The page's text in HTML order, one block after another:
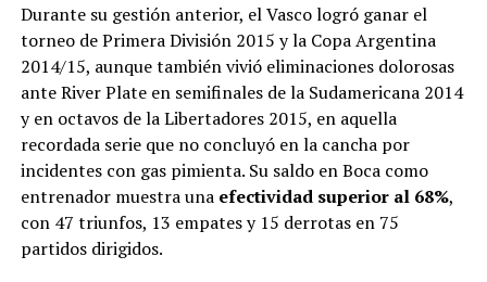
Durante su gestión anterior, el Vasco logró ganar el
torneo de Primera División 2015 y la Copa Argentina
2014/15, aunque también vivió eliminaciones dolorosas
ante River Plate en semifinales de la Sudamericana 2014
y en octavos de la Libertadores 2015, en aquella
recordada serie que no concluyó en la cancha por
incidentes con gas pimienta. Su saldo en Boca como
entrenador muestra una efectividad superior al 68%,
con 47 triunfos, 13 empates y 15 derrotas en 75
partidos dirigidos.